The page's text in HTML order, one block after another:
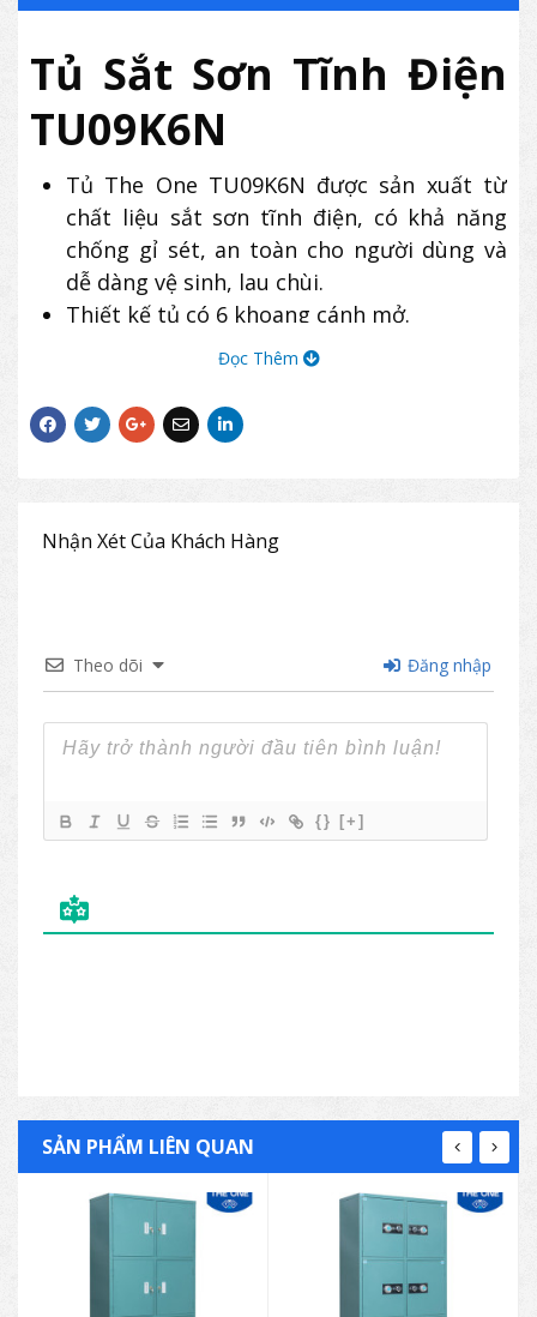
Tủ Sắt Sơn Tĩnh Điện
TU09K6N
Tủ The One TU09K6N được sản xuất từ
chất liệu sắt sơn tĩnh điện, có khả năng
chống gỉ sét, an toàn cho người dùng và
dễ dàng vệ sinh, lau chùi.
Thiết kế tủ có 6 khoang cánh mở.
Tủ sắt TU09K6N sử dụng tay nắm âm màu
Sản phẩm có thiết kế hiện đại, thường
được sử dụng để lưu trữ hồ sơ, tài liệu tại
Đọc Thêm
Nhận Xét Của Khách Hàng
Theo dõi Đăng nhập
{} [+]
SẢN PHẨM LIÊN QUAN